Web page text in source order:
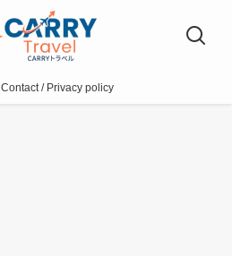
Contact / Privacy policy